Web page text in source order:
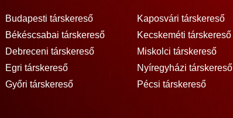
Budapesti társkereső
Békéscsabai társkereső
Debreceni társkereső
Egri társkereső
Győri társkereső
Kaposvári társkereső
Kecskeméti társkereső
Miskolci társkereső
Nyíregyházi társkereső
Pécsi társkereső